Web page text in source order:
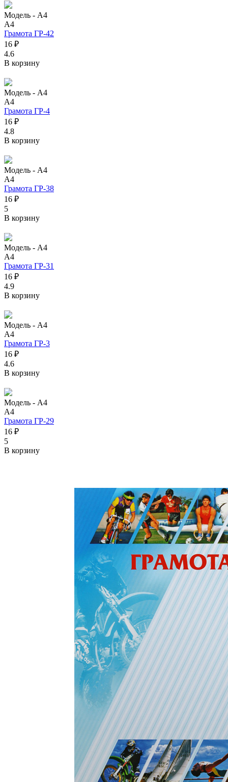
Модель - А4
А4
Грамота ГР-42
16 ₽
4.6
В корзину
Модель - А4
А4
Грамота ГР-4
16 ₽
4.8
В корзину
Модель - А4
А4
Грамота ГР-38
16 ₽
5
В корзину
Модель - А4
А4
Грамота ГР-31
16 ₽
4.9
В корзину
Модель - А4
А4
Грамота ГР-3
16 ₽
4.6
В корзину
Модель - А4
А4
Грамота ГР-29
16 ₽
5
В корзину